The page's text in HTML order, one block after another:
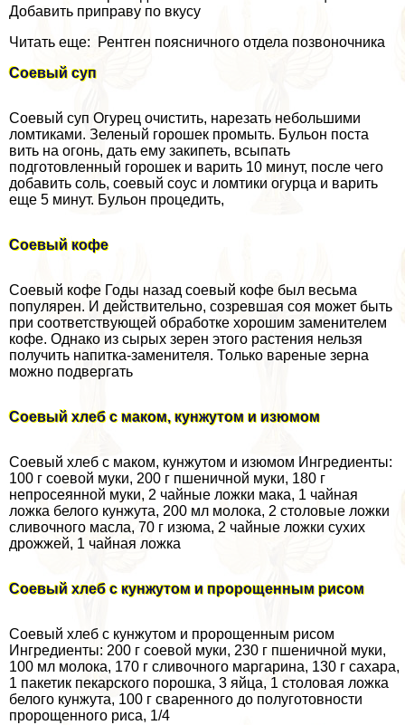
Добавить приправу по вкусу
Читать еще: Рентген поясничного отдела позвоночника
Соевый суп
Соевый суп Огурец очистить, нарезать небольшими
ломтиками. Зеленый горошек промыть. Бульон поста
вить на огонь, дать ему закипеть, всыпать
подготовленный горошек и варить 10 минут, после чего
добавить соль, соевый соус и ломтики огурца и варить
еще 5 минут. Бульон процедить,
Соевый кофе
Соевый кофе Годы назад соевый кофе был весьма
популярен. И действительно, созревшая соя может быть
при соответствующей обработке хорошим заменителем
кофе. Однако из сырых зерен этого растения нельзя
получить напитка-заменителя. Только вареные зерна
можно подвергать
Соевый хлеб с маком, кунжутом и изюмом
Соевый хлеб с маком, кунжутом и изюмом Ингредиенты:
100 г соевой муки, 200 г пшеничной муки, 180 г
непросеянной муки, 2 чайные ложки мака, 1 чайная
ложка белого кунжута, 200 мл молока, 2 столовые ложки
сливочного масла, 70 г изюма, 2 чайные ложки сухих
дрожжей, 1 чайная ложка
Соевый хлеб с кунжутом и пророщенным рисом
Соевый хлеб с кунжутом и пророщенным рисом
Ингредиенты: 200 г соевой муки, 230 г пшеничной муки,
100 мл молока, 170 г сливочного маргарина, 130 г сахара,
1 пакетик пекарского порошка, 3 яйца, 1 столовая ложка
белого кунжута, 100 г сваренного до полуготовности
пророщенного риса, 1/4